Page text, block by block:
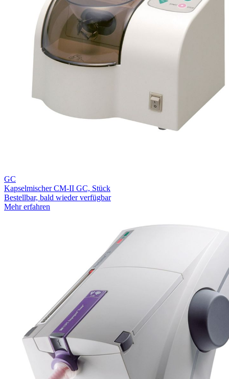
GC
Kapselmischer CM-II GC, Stück
Bestellbar, bald wieder verfügbar
Mehr erfahren